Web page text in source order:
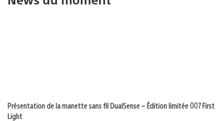
Présentation de la manette sans fil DualSense – Édition limitée 007 First
Light